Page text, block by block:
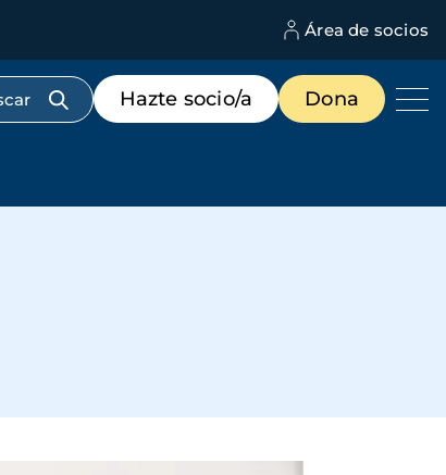
Área de socios
Menú
de
destacados
Hazte socio/a Dona